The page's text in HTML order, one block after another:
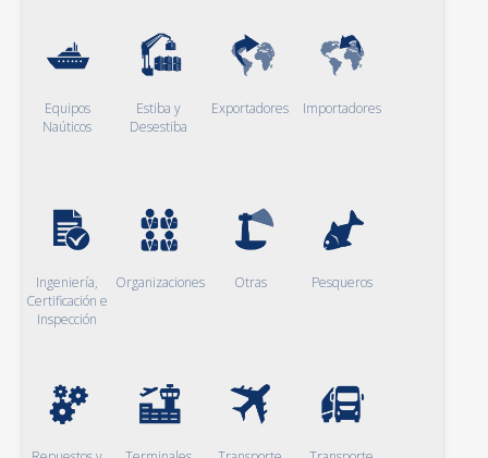
Equipos
Naúticos
Estiba y
Desestiba
Exportadores Importadores
Ingeniería,
Certificación e
Inspección
Organizaciones Otras Pesqueros